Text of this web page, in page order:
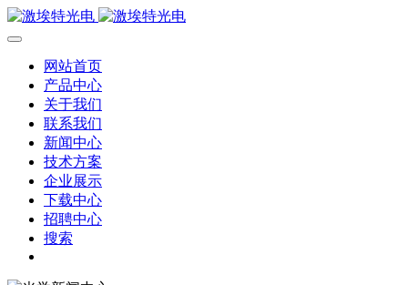
网站首页
产品中心
关于我们
联系我们
新闻中心
技术方案
企业展示
下载中心
招聘中心
搜索